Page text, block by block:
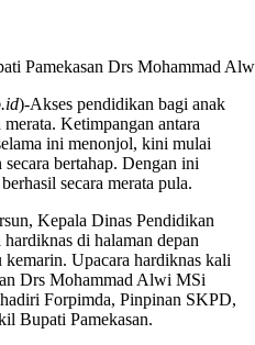
Pamekasan Drs Mohammad
)-Akses pendidikan bagi anak
Ketimpangan antara
ini menonjol, kini mulai
bertahap. Dengan ini
secara merata pula.
Kepala Dinas Pendidikan
di halaman depan
Upacara hardiknas kali
Drs Mohammad Alwi MSi
Forpimda, Pinpinan SKPD,
Bupati Pamekasan.